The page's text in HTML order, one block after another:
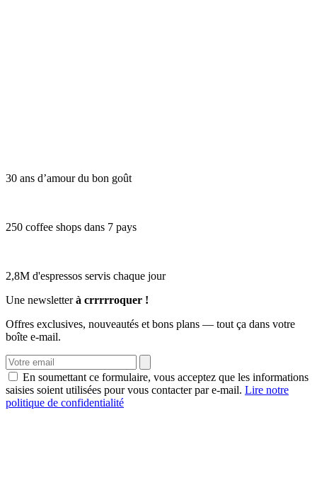
30 ans d’amour du bon goût
250 coffee shops dans 7 pays
2,8M d'espressos servis chaque jour
Une newsletterà crrrrroquer !
Offres exclusives, nouveautés et bons plans — tout ça dans votre
boîte e-mail.
En soumettant ce formulaire, vous acceptez que les informations
saisies soient utilisées pour vous contacter par e-mail. Lire notre
politique de confidentialité